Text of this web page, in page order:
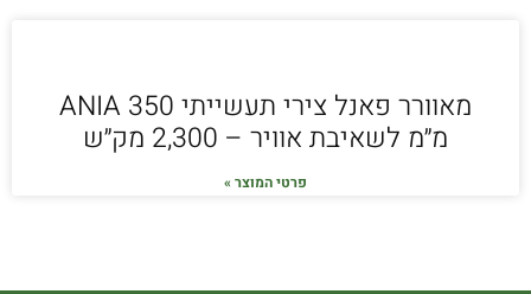
מאוורר פאנל צירי תעשייתי ANIA 350
מ״מ לשאיבת אוויר – 2,300 מק״ש
פרטי המוצר »